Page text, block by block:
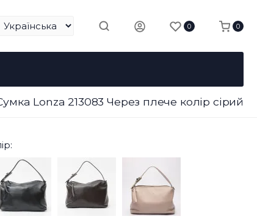
0 0
Lonza 213083 Через плече колір сірий